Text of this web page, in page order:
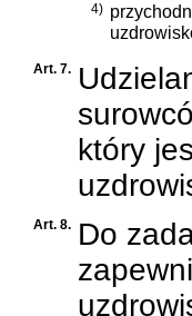
4)
Art. 7.
który
Art. 8. Do